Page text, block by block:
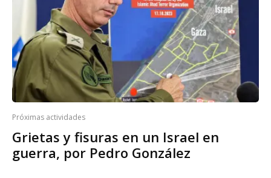
Próximas actividades
Grietas y fisuras en un Israel en
guerra, por Pedro González